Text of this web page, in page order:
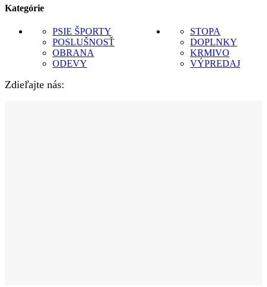
Kategórie
PSIE ŠPORTY
POSLUŠNOSŤ
OBRANA
ODEVY
STOPA
DOPLNKY
KRMIVO
VÝPREDAJ
Zdieľajte nás: